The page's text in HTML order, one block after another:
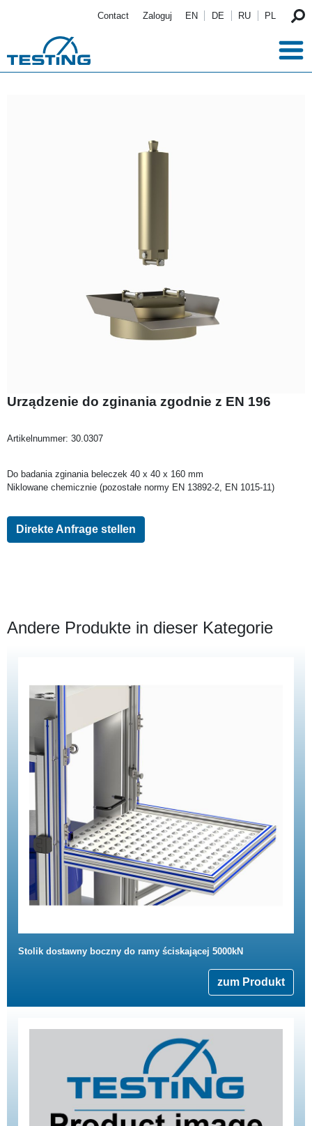
Contact Zaloguj EN DE RU PL
Urządzenie do zginania zgodnie z EN 196
Artikelnummer: 30.0307
Do badania zginania beleczek 40 x 40 x 160 mm
Niklowane chemicznie (pozostałe normy EN 13892-2, EN 1015-11)
Direkte Anfrage stellen
Andere Produkte in dieser Kategorie
Stolik dostawny boczny do ramy ściskającej 5000kN
zum Produkt